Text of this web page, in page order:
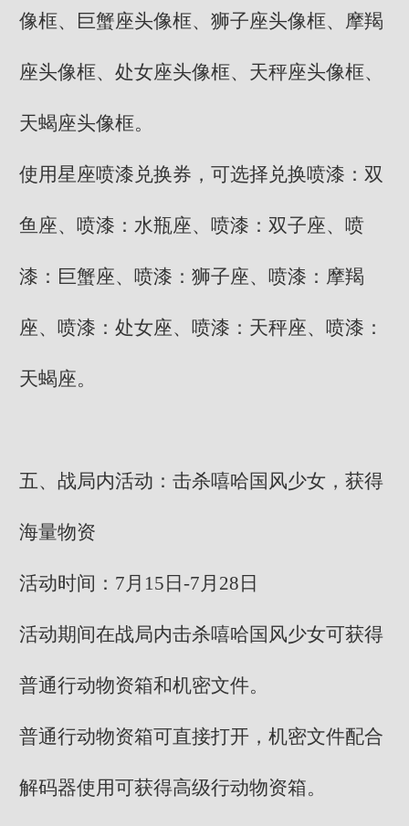
像框、巨蟹座头像框、狮子座头像框、摩羯
座头像框、处女座头像框、天秤座头像框、
天蝎座头像框。
使用星座喷漆兑换券，可选择兑换喷漆：双
鱼座、喷漆：水瓶座、喷漆：双子座、喷
漆：巨蟹座、喷漆：狮子座、喷漆：摩羯
座、喷漆：处女座、喷漆：天秤座、喷漆：
天蝎座。
五、战局内活动：击杀嘻哈国风少女，获得
海量物资
活动时间：7月15日-7月28日
活动期间在战局内击杀嘻哈国风少女可获得
普通行动物资箱和机密文件。
普通行动物资箱可直接打开，机密文件配合
解码器使用可获得高级行动物资箱。